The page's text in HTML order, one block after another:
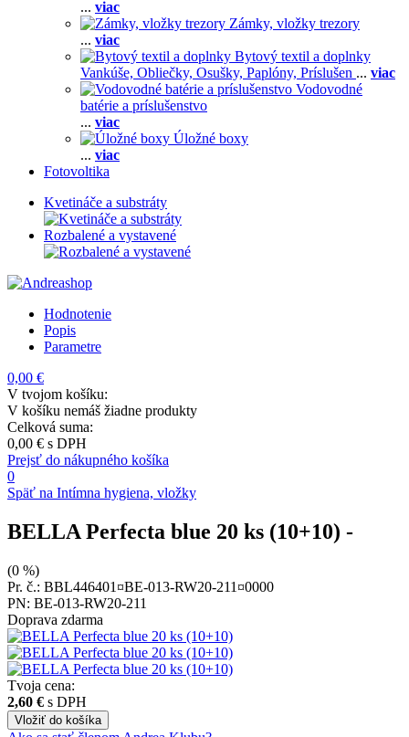
... viac
Zámky, vložky trezory
... viac
Bytový textil a doplnky
Vankúše, Obliečky, Osušky, Paplóny, Príslušen ... viac
Vodovodné
batérie a príslušenstvo
... viac
Úložné boxy
... viac
Fotovoltika
Kvetináče a substráty
Rozbalené a vystavené
Hodnotenie
Popis
Parametre
0,00 €
V tvojom košíku:
V košíku nemáš žiadne produkty
Celková suma:
0,00 € s DPH
Prejsť do nákupného košíka
0
Späť na Intímna hygiena, vložky
BELLA Perfecta blue 20 ks (10+10) -
(0 %)
Pr. č.: BBL446401¤BE-013-RW20-211¤0000
PN: BE-013-RW20-211
Doprava zdarma
Tvoja cena:
2,60 € s DPH
Vložiť do košíka